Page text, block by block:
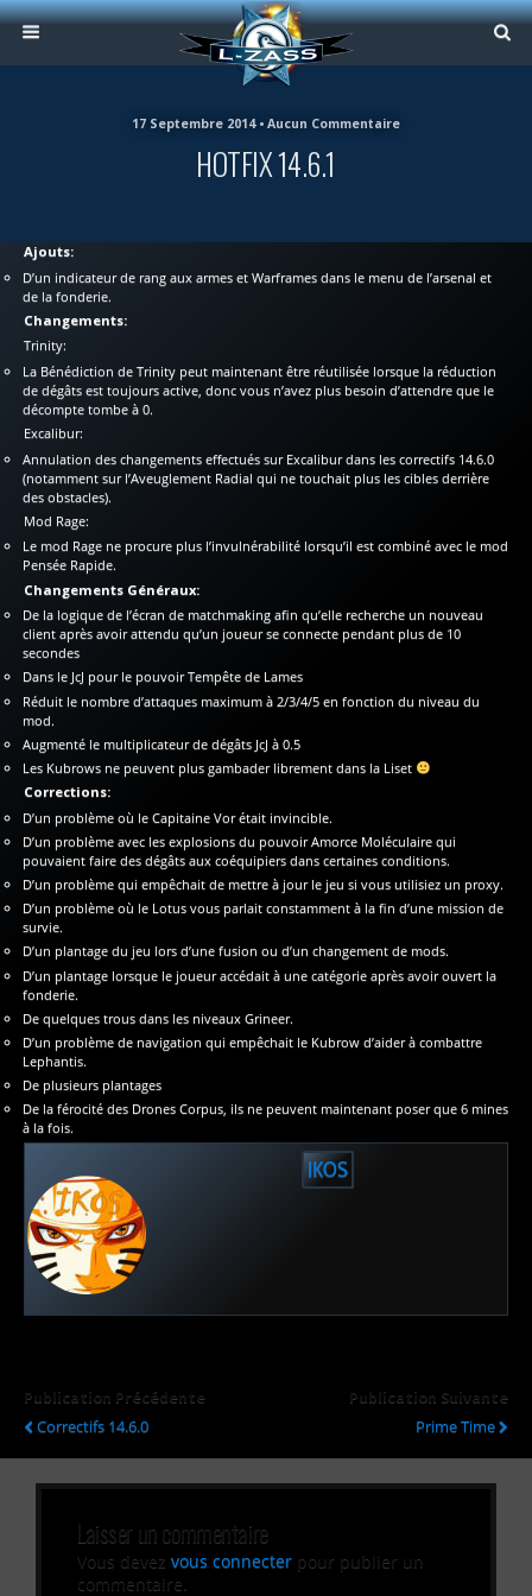
17 Septembre 2014 • Aucun Commentaire
HOTFIX 14.6.1
Ajouts:
D’un indicateur de rang aux armes et Warframes dans le menu de l’arsenal et
de la fonderie.
Changements:
Trinity:
La Bénédiction de Trinity peut maintenant être réutilisée lorsque la réduction
de dégâts est toujours active, donc vous n’avez plus besoin d’attendre que le
décompte tombe à 0.
Excalibur:
Annulation des changements effectués sur Excalibur dans les correctifs 14.6.0
(notamment sur l’Aveuglement Radial qui ne touchait plus les cibles derrière
des obstacles).
Mod Rage:
Le mod Rage ne procure plus l’invulnérabilité lorsqu’il est combiné avec le mod
Pensée Rapide.
Changements Généraux:
De la logique de l’écran de matchmaking afin qu’elle recherche un nouveau
client après avoir attendu qu’un joueur se connecte pendant plus de 10
secondes
Dans le JcJ pour le pouvoir Tempête de Lames
Réduit le nombre d’attaques maximum à 2/3/4/5 en fonction du niveau du
mod.
Augmenté le multiplicateur de dégâts JcJ à 0.5
Les Kubrows ne peuvent plus gambader librement dans la Liset
Corrections:
D’un problème où le Capitaine Vor était invincible.
D’un problème avec les explosions du pouvoir Amorce Moléculaire qui
pouvaient faire des dégâts aux coéquipiers dans certaines conditions.
D’un problème qui empêchait de mettre à jour le jeu si vous utilisiez un proxy.
D’un problème où le Lotus vous parlait constamment à la fin d’une mission de
survie.
D’un plantage du jeu lors d’une fusion ou d’un changement de mods.
D’un plantage lorsque le joueur accédait à une catégorie après avoir ouvert la
fonderie.
De quelques trous dans les niveaux Grineer.
D’un problème de navigation qui empêchait le Kubrow d’aider à combattre
Lephantis.
De plusieurs plantages
De la férocité des Drones Corpus, ils ne peuvent maintenant poser que 6 mines
à la fois.
IKOS
Publication Précédente
Correctifs 14.6.0
Publication Suivante
Prime Time
Laisser un commentaire
Vous devez vous connecter pour publier un
commentaire.